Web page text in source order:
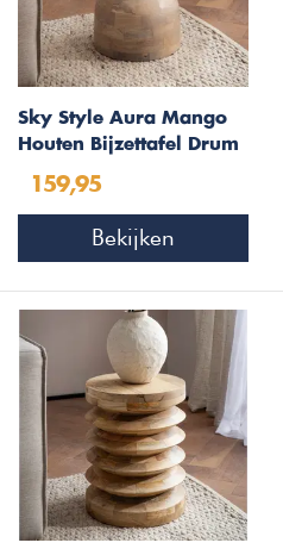
Sky Style Aura Mango
Houten Bijzettafel Drum
159,95
Bekijken